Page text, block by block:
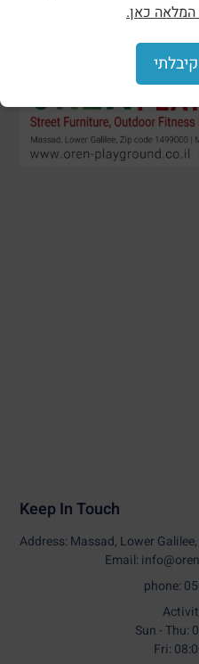
Keep In Touch
Address: Massad, Lower
Email:
phone:
Sun - Thu:
Fri:
המלאה כאן.